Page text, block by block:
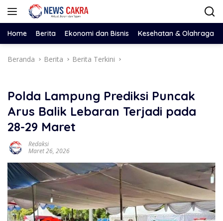
Langsung
Home Berita Ekonomi dan Bisnis Kesehatan & Olahraga
Beranda Berita Berita Terkini
Polda Lampung Prediksi Puncak
Arus Balik Lebaran Terjadi pada
28-29 Maret
Redaksi
Maret 26, 2026